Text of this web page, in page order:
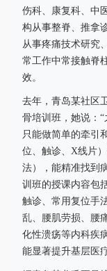
伤科、康复科、中
构从事整脊、推拿
从事疼痛技术研究
常工作中常接触脊
效。
去年，青岛某社区
骨培训班，她说：
只能做简单的牵引
位、触诊、X线片
法），能精准找到
训班的授课内容包
触诊、常用复位手
乱、腰肌劳损、腰
化性溃疡等内科疾
能显著提升基层医